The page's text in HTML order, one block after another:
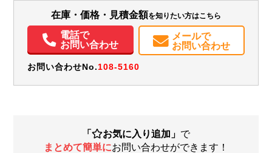
取扱説明書（一部含む）
メンテナンスノート（保証書）
在庫・価格・見積金額を知りたい方はこちら
電話で
お問い合わせ
メールで
お問い合わせ
お問い合わせNo.108-5160
「 お気に入り追加」 で
まとめて簡単にお問い合わせができます！